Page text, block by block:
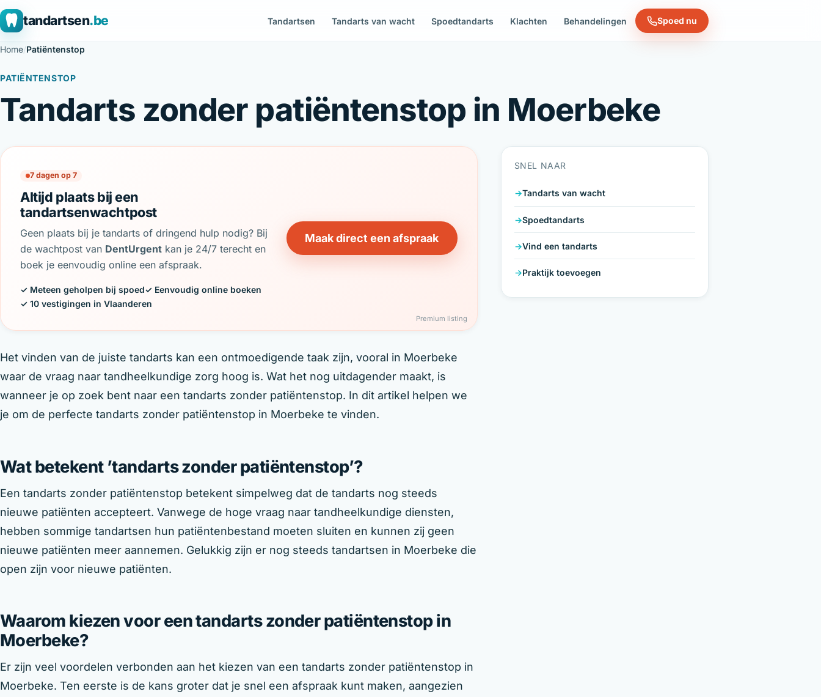
tandartsen.be Tandartsen Tandarts van wacht Spoedtandarts Klachten Behandelingen Spoed nu
Home/Patiëntenstop
PATIËNTENSTOP
Tandarts zonder patiëntenstop in Moerbeke
SNEL NAAR
Tandarts van wacht
Spoedtandarts
Vind een tandarts
Praktijk toevoegen
7 dagen op 7
Altijd plaats bij een
tandartsenwachtpost
Geen plaats bij je tandarts of dringend hulp nodig? Bij
de wachtpost van DentUrgent kan je 24/7 terecht en
boek je eenvoudig online een afspraak.
✓ Meteen geholpen bij spoed✓ Eenvoudig online boeken
✓ 10 vestigingen in Vlaanderen
Maak direct een afspraak
Premium listing
Het vinden van de juiste tandarts kan een ontmoedigende taak zijn, vooral in Moerbeke
waar de vraag naar tandheelkundige zorg hoog is. Wat het nog uitdagender maakt, is
wanneer je op zoek bent naar een tandarts zonder patiëntenstop. In dit artikel helpen we
je om de perfecte tandarts zonder patiëntenstop in Moerbeke te vinden.
Wat betekent ’tandarts zonder patiëntenstop’?
Een tandarts zonder patiëntenstop betekent simpelweg dat de tandarts nog steeds
nieuwe patiënten accepteert. Vanwege de hoge vraag naar tandheelkundige diensten,
hebben sommige tandartsen hun patiëntenbestand moeten sluiten en kunnen zij geen
nieuwe patiënten meer aannemen. Gelukkig zijn er nog steeds tandartsen in Moerbeke die
open zijn voor nieuwe patiënten.
Waarom kiezen voor een tandarts zonder patiëntenstop in
Moerbeke?
Er zijn veel voordelen verbonden aan het kiezen van een tandarts zonder patiëntenstop in
Moerbeke. Ten eerste is de kans groter dat je snel een afspraak kunt maken, aangezien